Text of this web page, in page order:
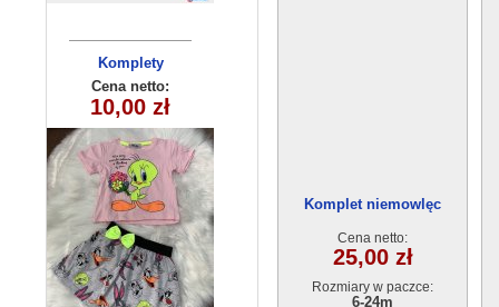
Komplety
dziecięce (1-4
) 4szt
Cena netto:
10,00 zł
Bluzka
dziecięca
180626-14(6-16)
6szt
Cena netto:
15,00 zł
Komplet niemowlęc
Cena netto:
25,00 zł
Rozmiary w paczce:
6-24m